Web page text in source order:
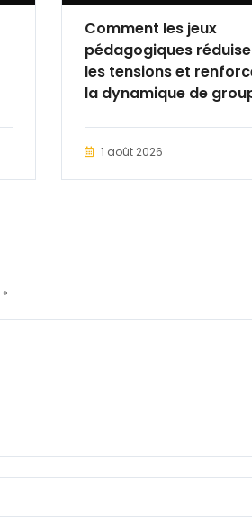
Comment les jeux
pédagogiques
les tensions et
la dynamique de
1 août 2026
*